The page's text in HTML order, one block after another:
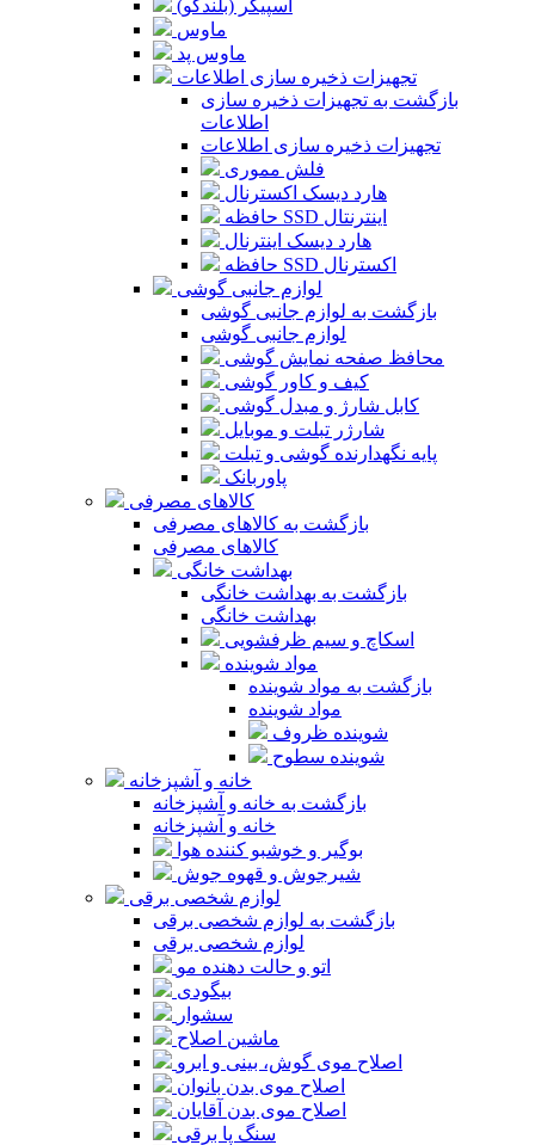
اسپیکر (بلندگو)
ماوس
ماوس پد
تجهیزات ذخیره سازی اطلاعات
بازگشت به تجهیزات ذخیره سازی
اطلاعات
تجهیزات ذخیره سازی اطلاعات
فلش مموری
هارد دیسک اکسترنال
حافظه SSD اینترنتال
هارد دیسک اینترنال
حافظه SSD اکسترنال
لوازم جانبی گوشی
بازگشت به لوازم جانبی گوشی
لوازم جانبی گوشی
محافظ صفحه نمایش گوشی
کیف و کاور گوشی
کابل شارژ و مبدل گوشی
شارژر تبلت و موبایل
پایه نگهدارنده گوشی و تبلت
پاوربانک
کالاهای مصرفی
بازگشت به کالاهای مصرفی
کالاهای مصرفی
بهداشت خانگی
بازگشت به بهداشت خانگی
بهداشت خانگی
اسکاچ و سیم ظرفشویی
مواد شوینده
بازگشت به مواد شوینده
مواد شوینده
شوینده ظروف
شوینده سطوح
خانه و آشپزخانه
بازگشت به خانه و آشپزخانه
خانه و آشپزخانه
بوگیر و خوشبو کننده هوا
شیرجوش و قهوه جوش
لوازم شخصی برقی
بازگشت به لوازم شخصی برقی
لوازم شخصی برقی
اتو و حالت دهنده مو
بیگودی
سشوار
ماشین اصلاح
اصلاح موی گوش، بینی و ابرو
اصلاح موی بدن بانوان
اصلاح موی بدن آقایان
سنگ پا برقی